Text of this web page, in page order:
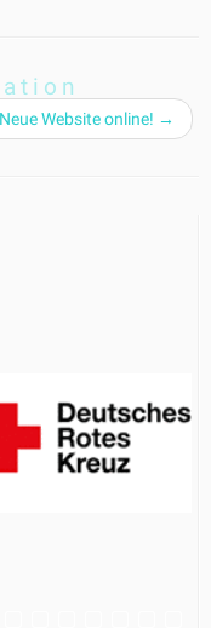
Neue Website online! →